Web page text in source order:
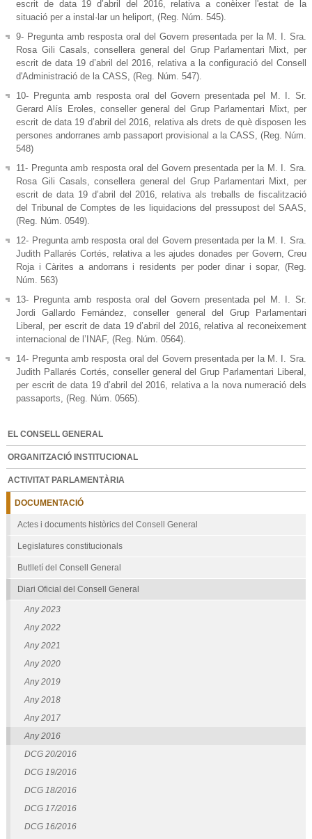
escrit de data 19 d’abril del 2016, relativa a conèixer l'estat de la
situació per a instal·lar un heliport, (Reg. Núm. 545).
9- Pregunta amb resposta oral del Govern presentada per la M. I. Sra.
Rosa Gili Casals, consellera general del Grup Parlamentari Mixt, per
escrit de data 19 d’abril del 2016, relativa a la configuració del Consell
d'Administració de la CASS, (Reg. Núm. 547).
10- Pregunta amb resposta oral del Govern presentada pel M. I. Sr.
Gerard Alís Eroles, conseller general del Grup Parlamentari Mixt, per
escrit de data 19 d’abril del 2016, relativa als drets de què disposen les
persones andorranes amb passaport provisional a la CASS, (Reg. Núm.
548)
11- Pregunta amb resposta oral del Govern presentada per la M. I. Sra.
Rosa Gili Casals, consellera general del Grup Parlamentari Mixt, per
escrit de data 19 d’abril del 2016, relativa als treballs de fiscalització
del Tribunal de Comptes de les liquidacions del pressupost del SAAS,
(Reg. Núm. 0549).
12- Pregunta amb resposta oral del Govern presentada per la M. I. Sra.
Judith Pallarés Cortés, relativa a les ajudes donades per Govern, Creu
Roja i Càrites a andorrans i residents per poder dinar i sopar, (Reg.
Núm. 563)
13- Pregunta amb resposta oral del Govern presentada pel M. I. Sr.
Jordi Gallardo Fernández, conseller general del Grup Parlamentari
Liberal, per escrit de data 19 d’abril del 2016, relativa al reconeixement
internacional de l’INAF, (Reg. Núm. 0564).
14- Pregunta amb resposta oral del Govern presentada per la M. I. Sra.
Judith Pallarés Cortés, conseller general del Grup Parlamentari Liberal,
per escrit de data 19 d’abril del 2016, relativa a la nova numeració dels
passaports, (Reg. Núm. 0565).
EL CONSELL GENERAL
ORGANITZACIÓ INSTITUCIONAL
ACTIVITAT PARLAMENTÀRIA
DOCUMENTACIÓ
Actes i documents històrics del Consell General
Legislatures constitucionals
Butlletí del Consell General
Diari Oficial del Consell General
Any 2023
Any 2022
Any 2021
Any 2020
Any 2019
Any 2018
Any 2017
Any 2016
DCG 20/2016
DCG 19/2016
DCG 18/2016
DCG 17/2016
DCG 16/2016